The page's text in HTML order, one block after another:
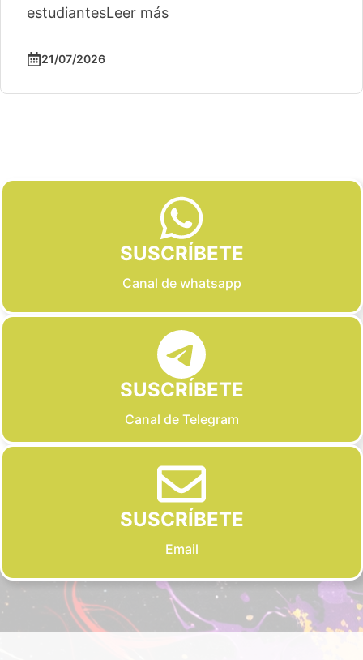
estudiantesLeer más
21/07/2026
SUSCRÍBETE
Canal de whatsapp
SUSCRÍBETE
Canal de Telegram
SUSCRÍBETE
Email